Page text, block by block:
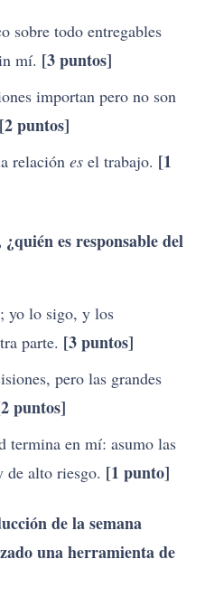
sobre todo entregables
mí. [3 puntos]
importan pero no son
[2 puntos]
relaciónes el trabajo. [1
es responsable del
yo lo sigo, y los
parte. [3 puntos]
pero las grandes
puntos]
termina en mí: asumo las
de alto riesgo. [1 punto]
de la semana
una herramienta de